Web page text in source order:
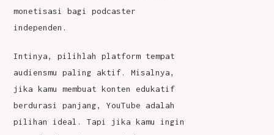
monetisasi bagi podcaster
independen.
Intinya, pilihlah platform tempat
audiensmu paling aktif. Misalnya,
jika kamu membuat konten edukatif
berdurasi panjang, YouTube adalah
pilihan ideal. Tapi jika kamu ingin